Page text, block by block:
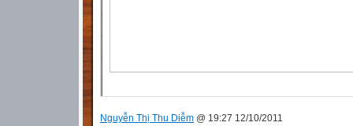
Nguyễn Thị Thu Diễm @ 19:27 12/10/2011